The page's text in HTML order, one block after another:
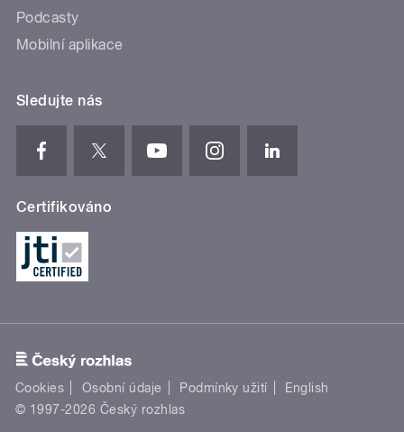
Podcasty
Mobilní aplikace
Sledujte nás
Certifikováno
Cookies Osobní údaje Podmínky užití
English
© 1997-2026 Český rozhlas